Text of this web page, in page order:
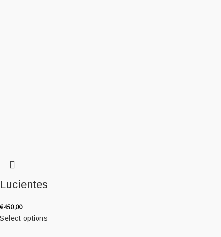
Lucientes
€450,00
Select options